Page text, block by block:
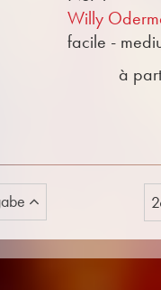
Willy
facile -
à